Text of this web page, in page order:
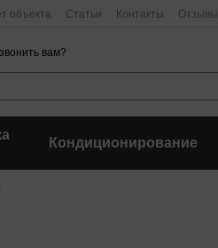
объекта Статьи Контакты Отзывы
вам?
Кондиционирование